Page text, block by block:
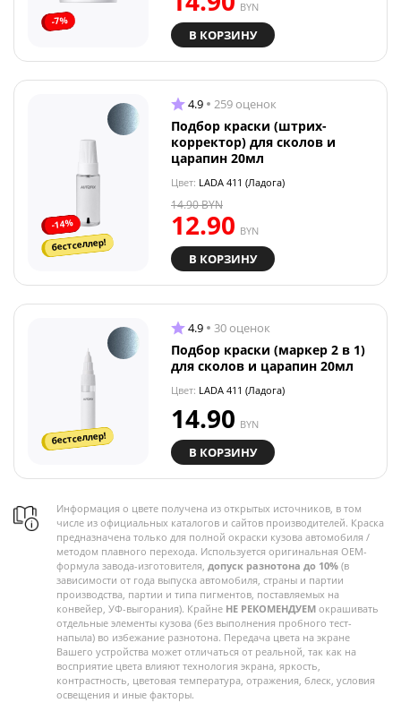
-7%
BYN
В КОРЗИНУ
-14%
бестселлер!
4.9 259 оценок
Подбор краски (штрих-
корректор) для сколов и
царапин 20мл
Цвет: LADA 411 (Ладога)
12.90 BYN
14.90BYN
В КОРЗИНУ
бестселлер!
4.9 30 оценок
Подбор краски (маркер 2 в 1)
для сколов и царапин 20мл
Цвет: LADA 411 (Ладога)
14.90 BYN
В КОРЗИНУ
Информация о цвете получена из открытых источников, в том
числе из официальных каталогов и сайтов производителей. Краска
предназначена только для полной окраски кузова автомобиля /
методом плавного перехода. Используется оригинальная OEM-
формула завода-изготовителя, допуск разнотона до 10% (в
зависимости от года выпуска автомобиля, страны и партии
производства, партии и типа пигментов, поставляемых на
конвейер, УФ-выгорания). Крайне НЕ РЕКОМЕНДУЕМ окрашивать
отдельные элементы кузова (без выполнения пробного тест-
напыла) во избежание разнотона. Передача цвета на экране
Вашего устройства может отличаться от реальной, так как на
восприятие цвета влияют технология экрана, яркость,
контрастность, цветовая температура, отражения, блеск, условия
освещения и иные факторы.